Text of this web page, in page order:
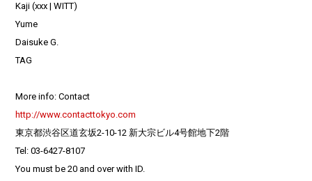
Kaji (xxx | WITT)
Yume
Daisuke G.
TAG
More info: Contact
http://www.contacttokyo.com
東京都渋谷区道玄坂2-10-12 新大宗ビル4号館地下2階
Tel: 03-6427-8107
You must be 20 and over with ID.